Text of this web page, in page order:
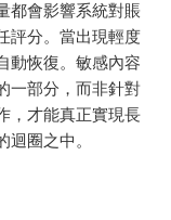
都會影響系統對賬
評分。當出現輕度
動恢復。敏感內容
一部分，而非針對
，才能真正實現長
圈之中。